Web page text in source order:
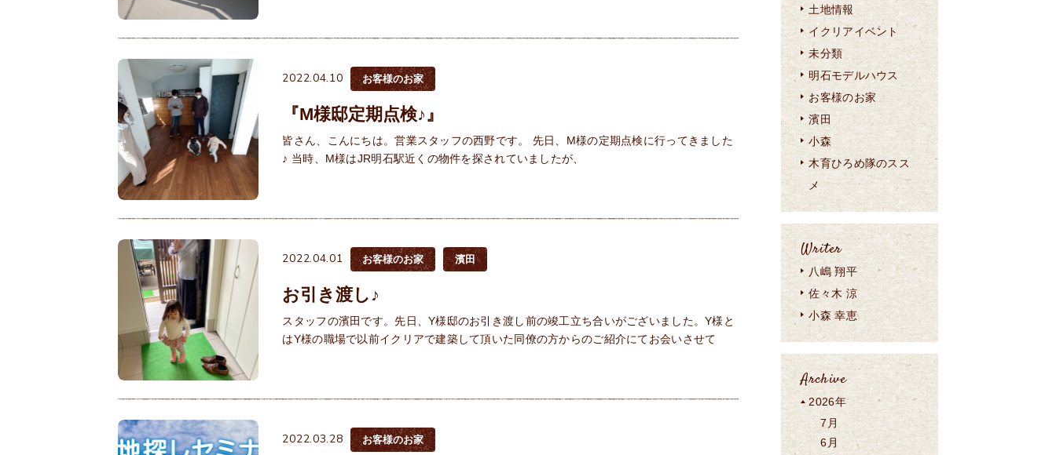
2022.04.10 お客様のお家
『M様邸定期点検♪』
皆さん、こんにちは。営業スタッフの西野です。 先日、M様の定期点検に行ってきました
♪ 当時、M様はJR明石駅近くの物件を探されていましたが、
2022.04.01 お客様のお家 濱田
お引き渡し♪
スタッフの濱田です。先日、Y様邸のお引き渡し前の竣工立ち合いがございました。Y様と
はY様の職場で以前イクリアで建築して頂いた同僚の方からのご紹介にてお会いさせて
2022.03.28 お客様のお家
土地情報
イクリアイベント
未分類
明石モデルハウス
お客様のお家
濱田
小森
木育ひろめ隊のスス
メ
Writer
八嶋 翔平
佐々木 涼
小森 幸恵
Archive
2026年
7月
6月